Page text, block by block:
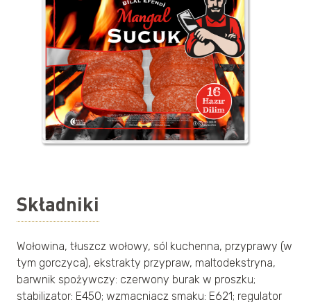
Składniki
Wołowina, tłuszcz wołowy, sól kuchenna, przyprawy (w
tym gorczyca), ekstrakty przypraw, maltodekstryna,
barwnik spożywczy: czerwony burak w proszku;
stabilizator: E450; wzmacniacz smaku: E621; regulator